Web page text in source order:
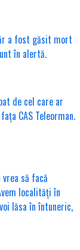
a fost găsit mort
în alertă.
de cel care ar
CAS Teleorman.
să facă
localități în
lăsa în întuneric,